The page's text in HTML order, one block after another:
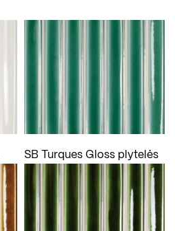
SB Turques Gloss plytelės